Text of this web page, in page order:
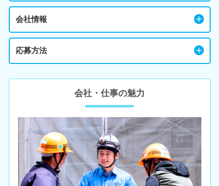
会社情報
応募方法
会社・仕事の魅力